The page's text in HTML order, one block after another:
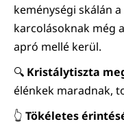
keménységi skálán
karcolásoknak még
apró mellé kerül.
🔍 Kristálytiszta
élénkek maradnak,
👆 Tökéletes